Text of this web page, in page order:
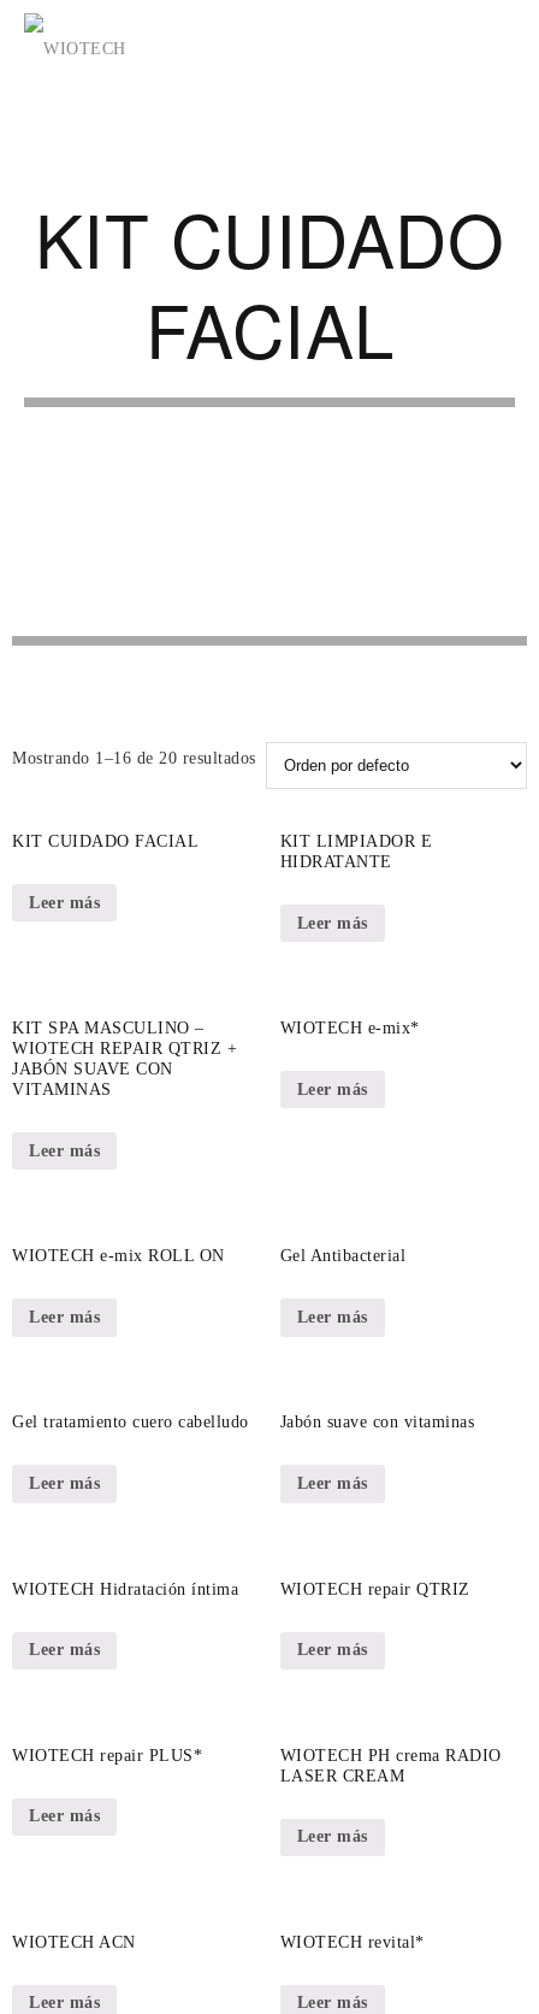
KIT CUIDADO
FACIAL
Mostrando 1–16 de 20 resultados
KIT CUIDADO FACIAL
Leer más
KIT LIMPIADOR E
HIDRATANTE
Leer más
KIT SPA MASCULINO –
WIOTECH REPAIR QTRIZ +
JABÓN SUAVE CON
VITAMINAS
Leer más
WIOTECH e-mix*
Leer más
WIOTECH e-mix ROLL ON
Leer más
Gel Antibacterial
Leer más
Gel tratamiento cuero cabelludo
Leer más
Jabón suave con vitaminas
Leer más
WIOTECH Hidratación íntima
Leer más
WIOTECH repair QTRIZ
Leer más
WIOTECH repair PLUS*
Leer más
WIOTECH PH crema RADIO
LASER CREAM
Leer más
WIOTECH ACN
Leer más
WIOTECH revital*
Leer más